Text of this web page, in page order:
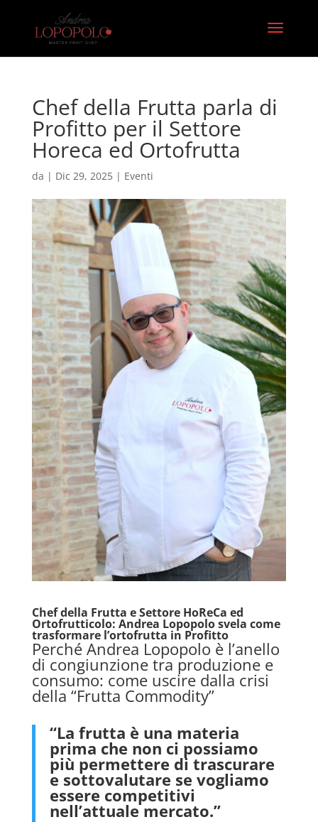
Chef della Frutta parla di
Profitto per il Settore
Horeca ed Ortofrutta
da | Dic 29, 2025| Eventi
Chef della Frutta e Settore HoReCa ed
Ortofrutticolo: Andrea Lopopolo svela come
trasformare l’ortofrutta in Profitto
Perché Andrea Lopopolo è l’anello
di congiunzione tra produzione e
consumo: come uscire dalla crisi
della “Frutta Commodity”
“La frutta è una materia
prima che non ci possiamo
più permettere di trascurare
e sottovalutare se vogliamo
essere competitivi
nell’attuale mercato.”